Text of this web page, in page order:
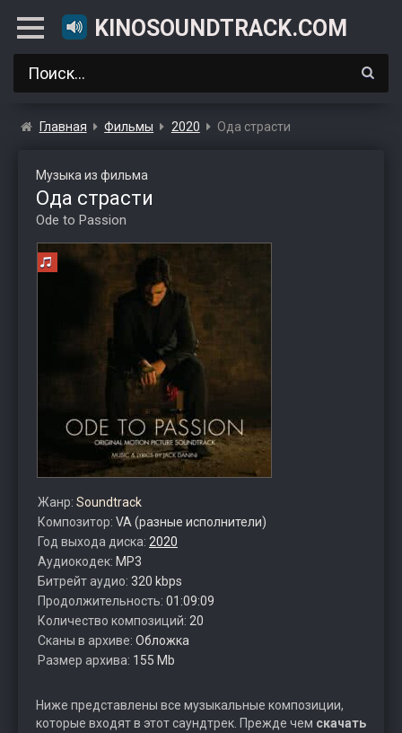
KINOSOUNDTRACK.COM
Главная Фильмы 2020 Ода страсти
Музыка из фильма
Ода страсти
Ode to Passion
Жанр: Soundtrack
Композитор: VA (разные исполнители)
Год выхода диска: 2020
Аудиокодек: MP3
Битрейт аудио: 320 kbps
Продолжительность: 01:09:09
Количество композиций: 20
Сканы в архиве: Обложка
Размер архива: 155 Mb
Ниже представлены все музыкальные композиции,
которые входят в этот саундтрек. Прежде чем скачать